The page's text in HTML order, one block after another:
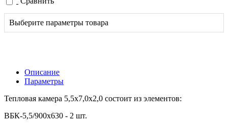
Выберите параметры товара
Описание
Параметры
Тепловая камера 5,5x7,0x2,0 состоит из элементов:
ВБК-5,5/900х630 - 2 шт.